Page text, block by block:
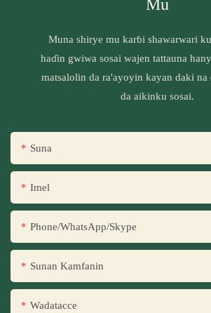
Mu
Muna shirye mu karɓi shawarwari
haɗin gwiwa sosai wajen tattauna
matsalolin da ra'ayoyin kayan daki na
da aikinku sosai.
Suna
Imel
Phone/WhatsApp/Skype
Sunan Kamfanin
Wadatacce